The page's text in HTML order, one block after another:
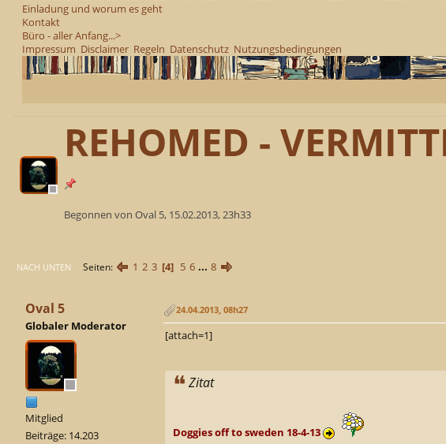
Einladung und worum es geht
Kontakt
Büro - aller Anfang...>
Impressum Disclaimer Regeln Datenschutz Nutzungsbedingungen
REHOMED -
Begonnen von Oval 5, 15.02.2013, 23h33
NACH UNTEN Seiten 1 2 3 4 5 6 ... 8
Oval 5
Globaler Moderator
Mitglied
Beiträge: 14.203
24.04.2013, 08h27
[attach=1]
Zitat
Doggies off to sweden 18-4-13